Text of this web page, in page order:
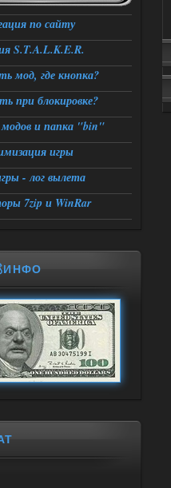
по сайту
S.T.A.L.K.E.R.
мод, где кнопка?
при блокировке?
и папка "bin"
игры
- лог вылета
7zip и WinRar